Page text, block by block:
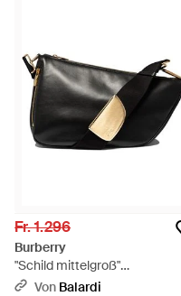
Fr. 1.296
Burberry
"Schild mittelgroß"
Umhängetasche - Schwarz
Von Balardi